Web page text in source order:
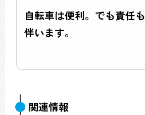
自転車は便利。でも責任も
伴います。
関連情報